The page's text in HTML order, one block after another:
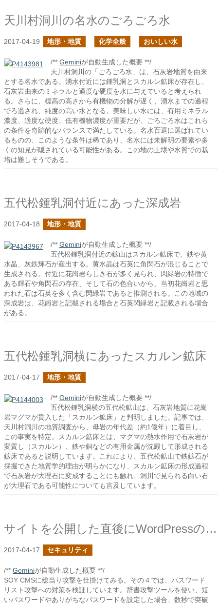
天川村洞川の名水のごろごろ水
2017-04-19 地形・地質 化学全般 おいしい水
/** Geminiが自動生成した概要 **/
天川村洞川の「ごろごろ水」は、石灰岩地質を由来
とする名水である。湧水付近には鍾乳洞とスカルン鉱床が存在し、
石灰岩由来のミネラルと適度な硬度を水に与えていると考えられ
る。さらに、標高の高さから有機物の分解が遅く、湧水までの過程
でろ過され、純度の高い水となる。美味しい水には、有用ミネラル
濃度、適度な硬度、低有機物濃度が重要だが、ごろごろ水はこれら
の条件を奇跡的なバランスで満たしている。名水百選に選ばれてい
るものの、このような条件は稀であり、名水には未解明の要素や多
くの知見が隠されている可能性がある。この地の土壌や水質での栽
培は難しそうである。
五代松鍾乳洞付近にあった深成岩
2017-04-18 地形・地質
/** Geminiが自動生成した概要 **/
五代松鍾乳洞付近の鉱山はスカルン鉱床で、鉄や黄
水晶、灰鉄輝石が産出する。黄水晶は石英に角閃石が混じることで
生成される。付近に花崗岩らしき石が多く見られ、閃緑岩の特徴で
ある輝石や角閃石の存在、そして石の色合いから、当初花崗岩と思
われた石は石英を多く含む閃緑岩であると推測される。この地域の
深成岩は、花崗岩と記載される場合と石英閃緑岩と記載される場合
がある。
五代松鍾乳洞横にあったスカルン鉱床
2017-04-17 地形・地質
/** Geminiが自動生成した概要 **/
五代松鍾乳洞横の五代松鉱山は、石灰岩地質に花崗
岩マグマが貫入した「スカルン鉱床」と判明しました。記事では、
天川村洞川の地質調査から、母岩の年代差（約1億年）に着目し、
この事実を特定。スカルン鉱床とは、マグマの熱水作用で石灰岩が
変質し（スカルン）、鉄や銅などの有用金属が沈殿して形成される
鉱床であると説明しています。これにより、五代松鉱山で鉄鉱石が
採掘できた地質学的理由が明らかになり、スカルン鉱床の形成過程
で石灰岩が大理石に変成することにも触れ、洞川で見られる白い石
が大理石である可能性についても言及しています。
サイトを公開した直後にWordPressの管理画面ログインがあるか探られた
2017-04-17 セキュリティ
/** Geminiが自動生成した概要 **/
SOY CMSに総当り攻撃を仕掛けてみる。その４では、パスワード
リスト攻撃への対策を検証しています。辞書攻撃ツールを使い、短
いパスワードやありがちなパスワードを設定した場合、数秒で突破